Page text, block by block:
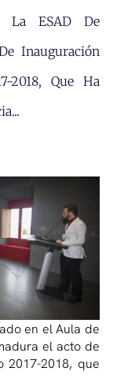
La ESAD De
Inauguración
2018, Que Ha
en el Aula de
el acto de
2017-2018, que